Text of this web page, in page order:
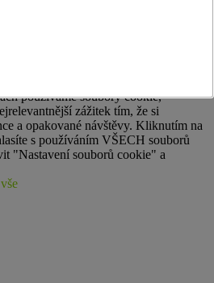
používáme soubory cookie,
zážitek tím, že si
a opakované návštěvy. Kliknutím na
s používáním VŠECH souborů
"Nastavení souborů cookie" a